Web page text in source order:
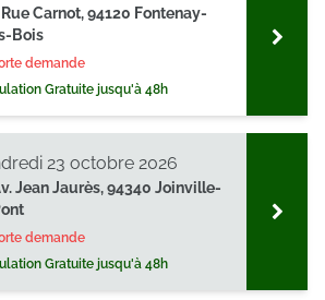
Carnot, 94120 Fontenay-
Bois
demande
Gratuite jusqu'à 48h
Jean Jaurès, 94340 Joinville-
demande
Gratuite jusqu'à 48h
23 octobre 2026